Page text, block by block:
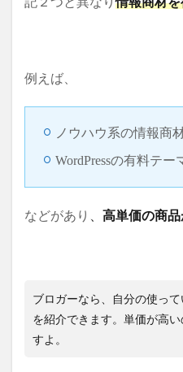
例えば、
ノウハウ系の情報商
WordPressの有料テー
などがあり 高単価の商
ブロガーなら、自分の使っ
を紹介できます。単価が高
すよ。